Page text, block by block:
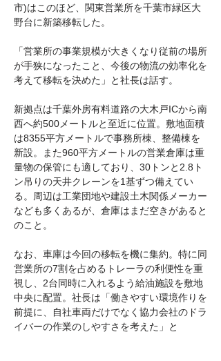
市)はこのほど、関東営業所を千葉市緑区大
野台に新築移転した。
「営業所の事業規模が大きくなり従前の場所
が手狭になったこと、今後の物流の効率化を
考えて移転を決めた」と社長は話す。
新拠点は千葉外房有料道路の大木戸ICから南
西へ約500メートルと至近に位置。敷地面積
は8355平方メートルで事務所棟、整備棟を
新設。また960平方メートルの営業倉庫は重
量物の保管にも適しており、30トンと2.8ト
ン吊りの天井クレーンを1基ずつ備えてい
る。周辺は工業団地や建設土木関係メーカー
なども多くあるが、倉庫はまだ空きがあると
のこと。
なお、車庫は今回の移転を機に集約。特に同
営業所の7割を占めるトレーラの利便性を重
視し、2台同時に入れるよう給油施設を敷地
中央に配置。社長は「働きやすい環境作りを
前提に、自社車両だけでなく協力会社のドラ
イバーの作業のしやすさを考えた」と